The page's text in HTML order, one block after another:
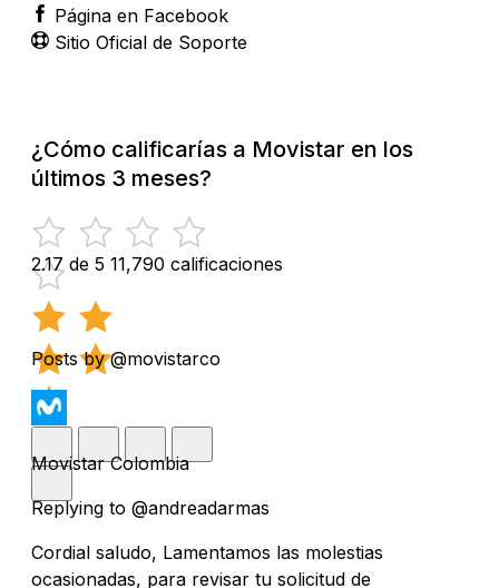
Página en Facebook
Sitio Oficial de Soporte
¿Cómo calificarías a Movistar en los
últimos 3 meses?
2.17 de 5 11,790 calificaciones
Posts by @movistarco
Movistar Colombia
Replying to @andreadarmas
Cordial saludo, Lamentamos las molestias
ocasionadas, para revisar tu solicitud de